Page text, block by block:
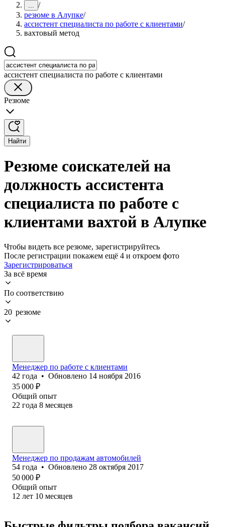
... /
резюме в Алупке/
ассистент специалиста по работе с клиентами/
вахтовый метод
ассистент специалиста по работе с клиентами
Резюме
Найти
Резюме соискателей на
должность ассистента
специалиста по работе с
клиентами вахтой в Алупке
Чтобы видеть все резюме, зарегистрируйтесь
После регистрации покажем ещё 4 и откроем фото
Зарегистрироваться
За всё время
По соответствию
20 резюме
Менеджер по работе с клиентами
42 года • Обновлено 14 ноября 2016
35 000 ₽
Общий опыт
22 года 8 месяцев
Менеджер по продажам автомобилей
54 года • Обновлено 28 октября 2017
50 000 ₽
Общий опыт
12 лет 10 месяцев